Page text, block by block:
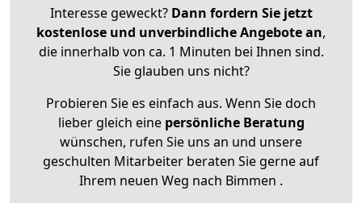
Interesse geweckt? Dann fordern Sie jetzt
kostenlose und unverbindliche Angebote an,
die innerhalb von ca. 1 Minuten bei Ihnen sind.
Sie glauben uns nicht?
Probieren Sie es einfach aus. Wenn Sie doch
lieber gleich eine persönliche Beratung
wünschen, rufen Sie uns an und unsere
geschulten Mitarbeiter beraten Sie gerne auf
Ihrem neuen Weg nach Bimmen .